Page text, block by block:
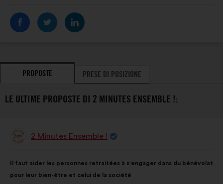
PROPOSTE PRESE DI POSIZIONE
LE ULTIME PROPOSTE DI 2 MINUTES ENSEMBLE !:
Proposta2 Minutes Ensemble !
della
mia
Il faut aider les personnes retraitées à s'engager dans du bénévolat
pour leur bien-être et celui de la société
ripartiti: